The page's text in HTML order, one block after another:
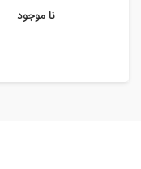
نا موجود